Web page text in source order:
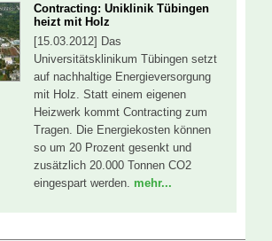
Contracting: Uniklinik Tübingen
heizt mit Holz
[15.03.2012] Das
Universitätsklinikum Tübingen setzt
auf nachhaltige Energieversorgung
mit Holz. Statt einem eigenen
Heizwerk kommt Contracting zum
Tragen. Die Energiekosten können
so um 20 Prozent gesenkt und
zusätzlich 20.000 Tonnen CO2
eingespart werden. mehr...